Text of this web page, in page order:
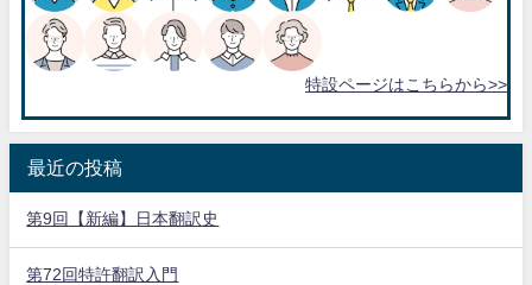
特設ページはこちらから>>
最近の投稿
第9回【新編】日本翻訳史
第72回特許翻訳入門